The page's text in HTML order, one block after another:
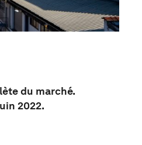
du marché.
2022.